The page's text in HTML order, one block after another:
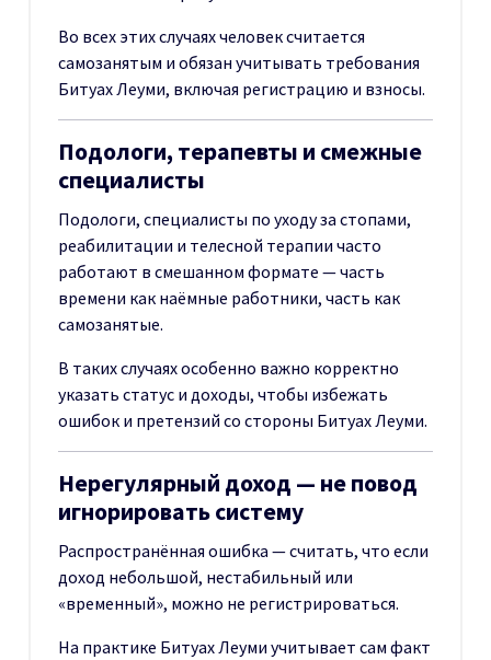
Во всех этих случаях человек считается
самозанятым и обязан учитывать требования
Битуах Леуми, включая регистрацию и взносы.
Подологи, терапевты и смежные
специалисты
Подологи, специалисты по уходу за стопами,
реабилитации и телесной терапии часто
работают в смешанном формате — часть
времени как наёмные работники, часть как
самозанятые.
В таких случаях особенно важно корректно
указать статус и доходы, чтобы избежать
ошибок и претензий со стороны Битуах Леуми.
Нерегулярный доход — не повод
игнорировать систему
Распространённая ошибка — считать, что если
доход небольшой, нестабильный или
«временный», можно не регистрироваться.
На практике Битуах Леуми учитывает сам факт